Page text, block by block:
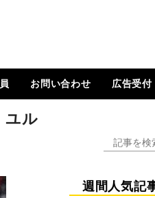
員とは
ン
ージ
法（図解）
お問い合わせ 広告受付
ユル
週間人気記